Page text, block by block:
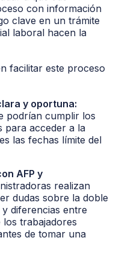
con información
clave en un trámite
laboral hacen la
facilitar este proceso
y oportuna:
podrían cumplir los
para acceder a la
las fechas límite del
AFP y
realizan
dudas sobre la doble
diferencias entre
los trabajadores
de tomar una